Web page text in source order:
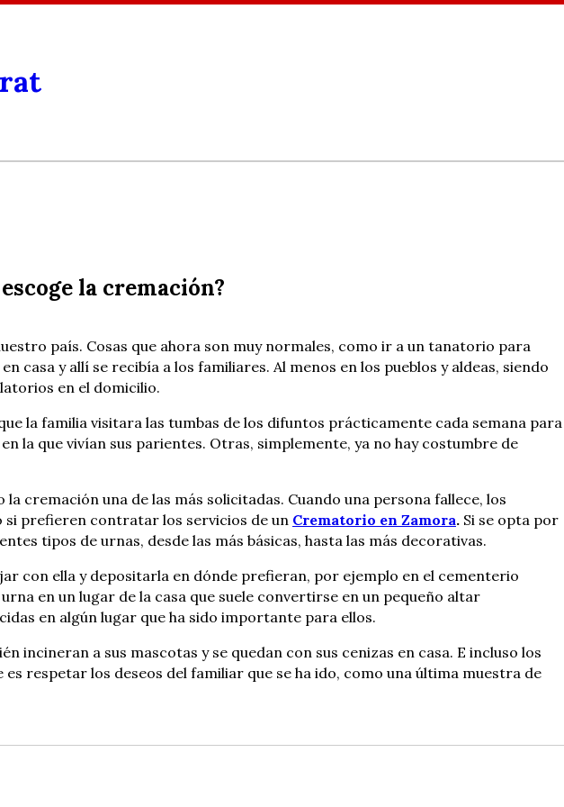
la cremación?
país. Cosas que ahora son muy normales, como ir a un tanatorio para
casa y allí se recibía a los familiares. Al menos en los pueblos y aldeas, siendo
en el domicilio.
la familia visitara las tumbas de los difuntos prácticamente cada semana para
la que vivían sus parientes. Otras, simplemente, ya no hay costumbre de
cremación una de las más solicitadas. Cuando una persona fallece, los
si prefieren contratar los servicios de un Crematorio en Zamora. Si se opta por
tipos de urnas, desde las más básicas, hasta las más decorativas.
con ella y depositarla en dónde prefieran, por ejemplo en el cementerio
en un lugar de la casa que suele convertirse en un pequeño altar
en algún lugar que ha sido importante para ellos.
incineran a sus mascotas y se quedan con sus cenizas en casa. E incluso los
respetar los deseos del familiar que se ha ido, como una última muestra de